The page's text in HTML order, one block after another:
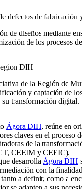
defectos de fabricación
de diseños mediante
de los procesos
DIH
de la Región de
y captación de
su transformación digital.
Ágora DIH, reúne en
claves en el proceso
de la
CEEIM y CEEIC).
desarrolla Ágora DIH
con la
tanto a definir, como a